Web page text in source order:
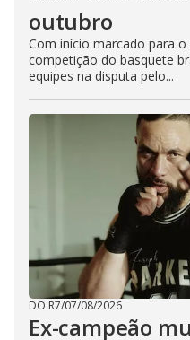
outubro
Com início marcado para
competição do basquete
equipes na disputa pelo...
DO R7/07/08/2026
Ex-campeão